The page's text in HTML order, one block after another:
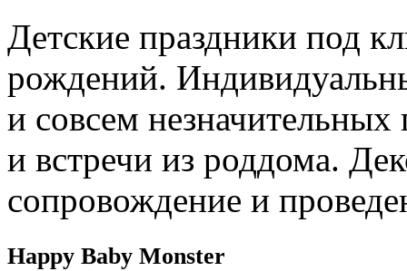
Детские праздники под
рождений.
и совсем
и встречи из роддома.
сопровождение и
Happy Baby Monster